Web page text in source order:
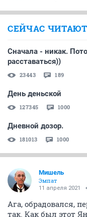
СЕЙЧАС ЧИТАЮТ
Сначала - никак.
расставаться))
23443 189
День деньской
127345 1000
Дневной дозор.
181013 1000
Мишель
Эмпат
11 апреля 2021
Ага, обрадовался,
так. Как был этот